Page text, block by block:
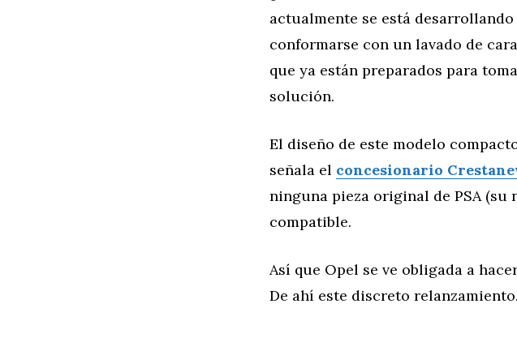
actualmente se está
conformarse con un lavado de
que ya están preparados para
solución.
El diseño de este modelo
señala el concesionario
ninguna pieza original de PSA (su
compatible.
Así que Opel se ve obligada a
De ahí este discreto relanzamiento.